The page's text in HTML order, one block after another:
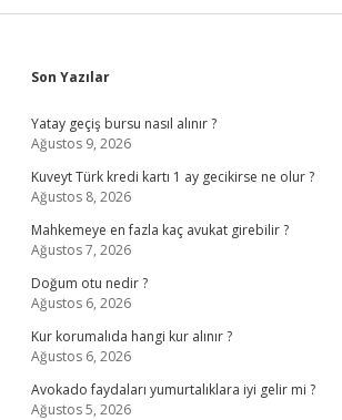
Sidebar
Son Yazılar
Yatay geçiş bursu nasıl alınır ?
Ağustos 9, 2026
Kuveyt Türk kredi kartı 1 ay gecikirse ne olur ?
Ağustos 8, 2026
Mahkemeye en fazla kaç avukat girebilir ?
Ağustos 7, 2026
Doğum otu nedir ?
Ağustos 6, 2026
Kur korumalıda hangi kur alınır ?
Ağustos 6, 2026
Avokado faydaları yumurtalıklara iyi gelir mi ?
Ağustos 5, 2026